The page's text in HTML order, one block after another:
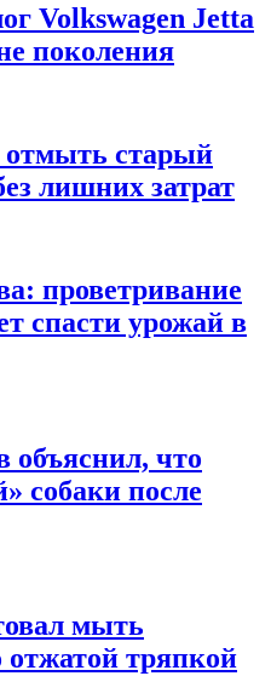
Volkswagen Jetta
поколения
отмыть старый
лишних затрат
проветривание
спасти урожай в
объяснил, что
собаки после
мыть
тряпкой